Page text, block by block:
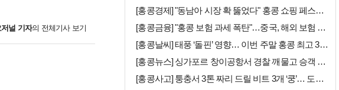
널 기자의 전체기사 보기
[홍콩경제] "동남아 시장 확 뚫었다" 홍콩 쇼핑 페스티벌, 매출 대박 …
[홍콩금융] "홍콩 보험 과세 폭탄"…중국, 해외 보험 수익에 20% 세…
[홍콩날씨] 태풍 ‘돌핀’ 영향… 이번 주말 홍콩 최고 36도 폭염 비상
[홍콩뉴스] 싱가포르 창이공항서 경찰 깨물고 승객 폭행한 홍콩 모자, 결…
[홍콩사고] 퉁충서 3톤 짜리 드릴 비트 3개 ‘쿵’… 도로 파손·교통 …